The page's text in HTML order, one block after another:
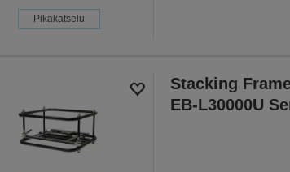
Pikakatselu
Stacking
EB-L30000U